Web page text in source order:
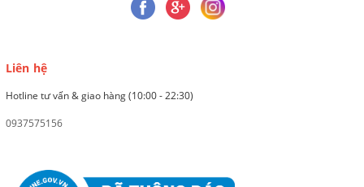
Liên hệ
Hotline tư vấn & giao hàng (10:00 - 22:30)
0937575156